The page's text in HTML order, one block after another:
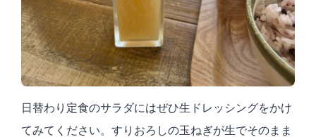
日替わり定食のサラダにはぜひ生ドレッシングをかけ
てみてください。すりおろしの玉ねぎが生でそのまま